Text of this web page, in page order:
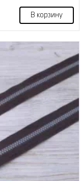
В корзину